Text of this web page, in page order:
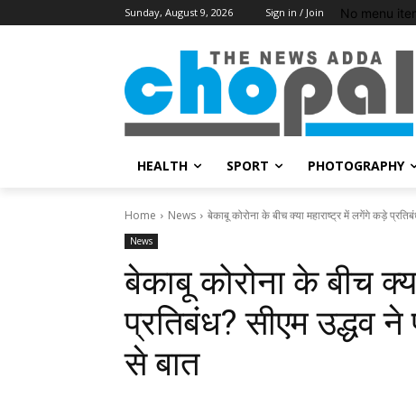
Sunday, August 9, 2026 Sign in / Join No menu
HEALTH SPORT PHOTOGRAPHY
Home News बेकाबू कोरोना के बीच क्या महाराष्ट्र में लगेंगे कड़े
News
बेकाबू कोरोना के बीच
प्रतिबंध? सीएम उद्धव
से बात